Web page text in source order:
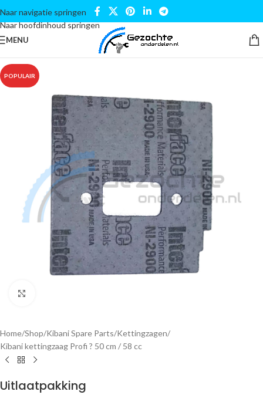
Naar navigatie springen
Naar hoofdinhoud springen
MENU
POPULAIR
Home/Shop/Kibani Spare Parts/Kettingzagen/
Kibani kettingzaag Profi ? 50 cm / 58 cc
Uitlaatpakking